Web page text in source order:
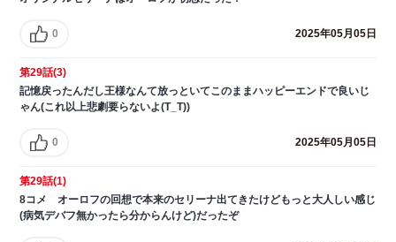
0 2025年05月05日
第29話(3)
記憶戻ったんだし王様なんて放っといてこのままハッピーエンドで良いじ
ゃん(これ以上悲劇要らないよ(T_T))
0 2025年05月05日
第29話(1)
8コメ オーロフの回想で本来のセリーナ出てきたけどもっと大人しい感じ
(病気デバフ無かったら分からんけど)だったぞ